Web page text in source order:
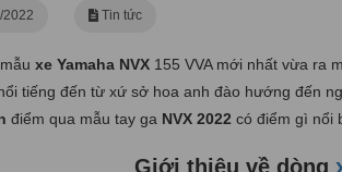
2022 Tin tức
xe Yamaha NVX 155 VVA mới nhất vừa ra
tiếng đến từ xứ sở hoa anh đào hướng đến
điểm qua mẫu tay ga NVX 2022 có điểm gì nổi
Giới thiệu về dòng